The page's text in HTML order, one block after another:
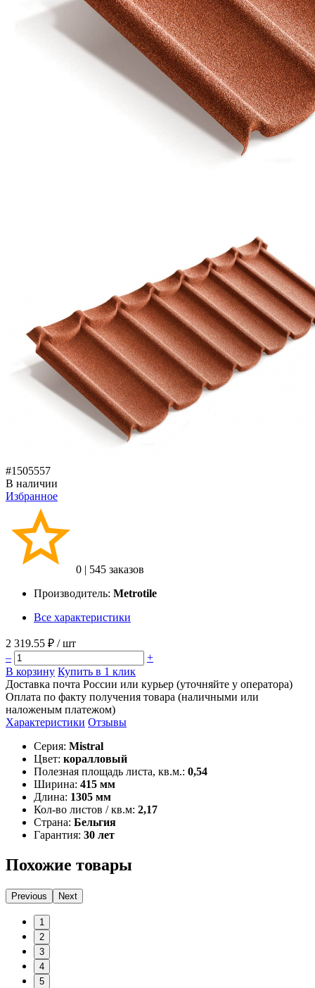
#1505557
В наличии
Избранное
0 | 545 заказов
Производитель: Metrotile
Все характеристики
2 319.55 ₽ / шт
–
+
В корзину Купить в 1 клик
Доставка почта России или курьер (уточняйте у оператора)
Оплата по факту получения товара (наличными или
наложеным платежом)
Характеристики Отзывы
Серия: Mistral
Цвет: коралловый
Полезная площадь листа, кв.м.: 0,54
Ширина: 415 мм
Длина: 1305 мм
Кол-во листов / кв.м: 2,17
Страна: Бельгия
Гарантия: 30 лет
Похожие товары
Previous Next
1
2
3
4
5